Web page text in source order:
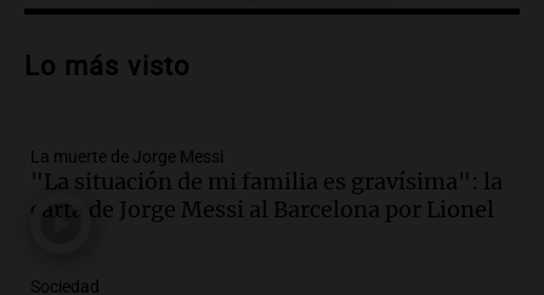
Audio.Trágico accidente en Mendoza:
vehículos desde un puente
Audio.Tragedia en Mendoza: un muerto
y cinco heridos tras caer dos autos desde
un puente
Lo más visto
La muerte de Jorge Messi
"La situación de mi familia es gravísima": la
carta de Jorge Messi al Barcelona por Lionel
Sociedad